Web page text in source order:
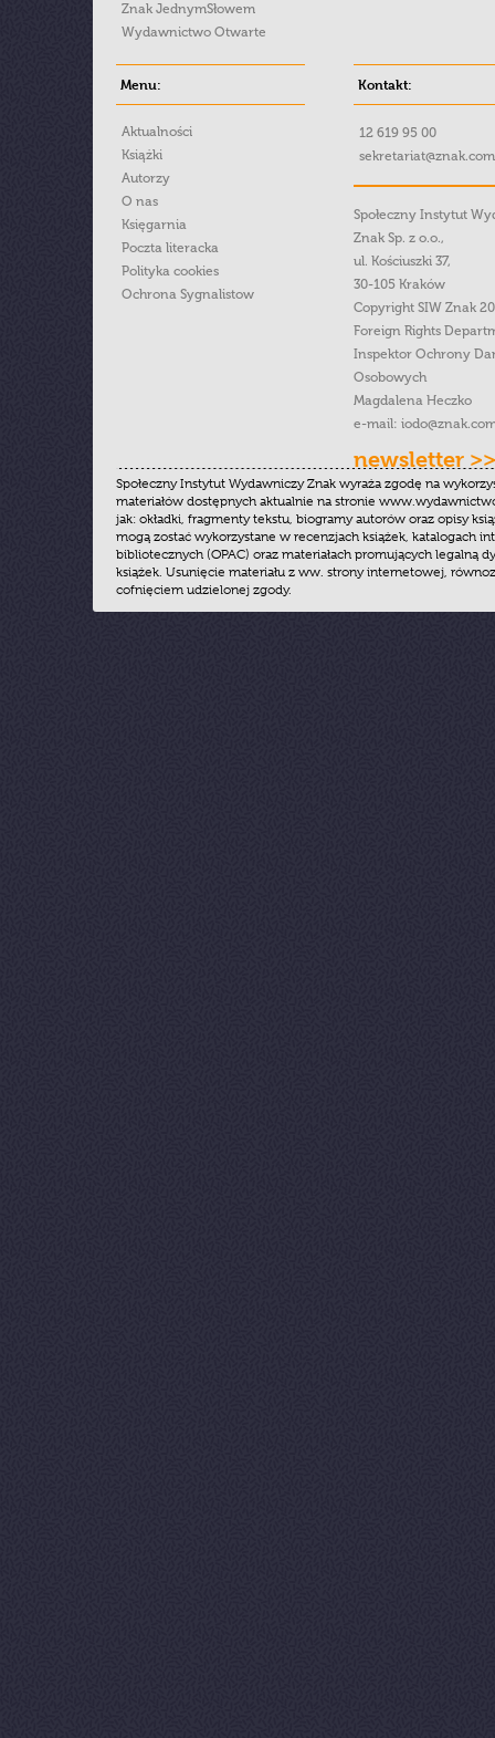
Znak JednymSłowem
Wydawnictwo Otwarte
Menu:
Aktualności
Książki
Autorzy
O nas
Księgarnia
Poczta literacka
Polityka cookies
Ochrona Sygnalistow
Kontakt:
12 619 95 00
Społeczny Instytut
Znak Sp. z o.o.,
ul. Kościuszki 37,
30-105 Kraków
Copyright SIW Znak
Foreign Rights
Inspektor Ochrony
Osobowych
Magdalena Heczko
e-mail:
newsletter >>
Społeczny Instytut Wydawniczy Znak wyraża zgodę na
materiałów dostępnych aktualnie na stronie
jak: okładki, fragmenty tekstu, biogramy autorów oraz opisy
mogą zostać wykorzystane w recenzjach książek, katalogach
bibliotecznych (OPAC) oraz materiałach promujących legalną
książek. Usunięcie materiału z ww. strony internetowej,
cofnięciem udzielonej zgody.